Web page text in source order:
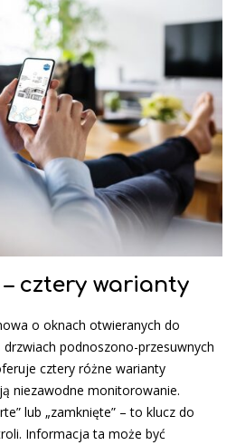
cztery warianty
o oknach otwieranych do
podnoszono-przesuwnych
cztery różne warianty
niezawodne monitorowanie.
lub „zamknięte” – to klucz do
Informacja ta może być